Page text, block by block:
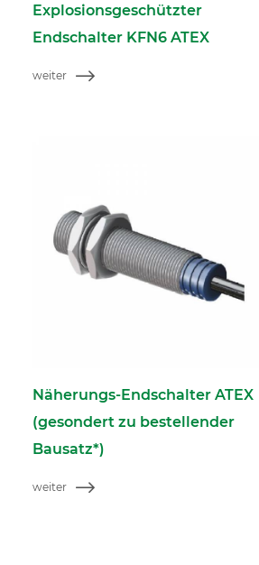
Explosionsgeschützter
Endschalter KFN6 ATEX
weiter
Näherungs-Endschalter ATEX
(gesondert zu bestellender
Bausatz*)
weiter